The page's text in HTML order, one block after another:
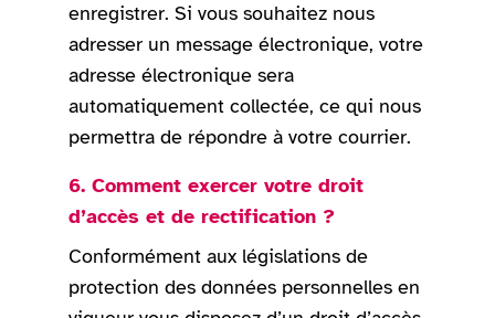
enregistrer. Si vous souhaitez nous
adresser un message électronique, votre
adresse électronique sera
automatiquement collectée, ce qui nous
permettra de répondre à votre courrier.
6. Comment exercer votre droit
d’accès et de rectification ?
Conformément aux législations de
protection des données personnelles en